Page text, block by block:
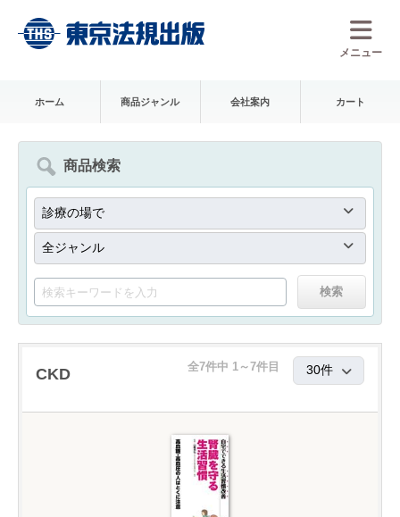
メニュー
ホーム 商品ジャンル 会社案内 カート
商品検索
全7件中 1～7件目
CKD